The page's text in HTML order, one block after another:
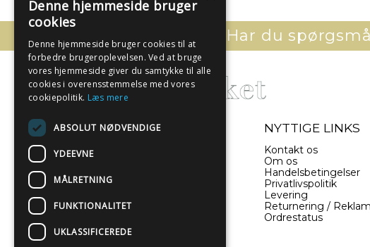
Har du
- EN DEL AF ILLUX A/S
Sverigesvej 11
8660 Skanderborg
NYTTIGE LINKS
Kontakt os
Om os
Handelsbetingelser
Privatlivspolitik
Levering
Returnering /
Ordrestatus
Denne hjemmeside bruger
cookies
Denne hjemmeside bruger cookies til at
forbedre brugeroplevelsen. Ved at bruge
vores hjemmeside giver du samtykke til alle
cookies i overensstemmelse med vores
cookiepolitik. Læs mere
ABSOLUT NØDVENDIGE
YDEEVNE
MÅLRETNING
FUNKTIONALITET
UKLASSIFICEREDE